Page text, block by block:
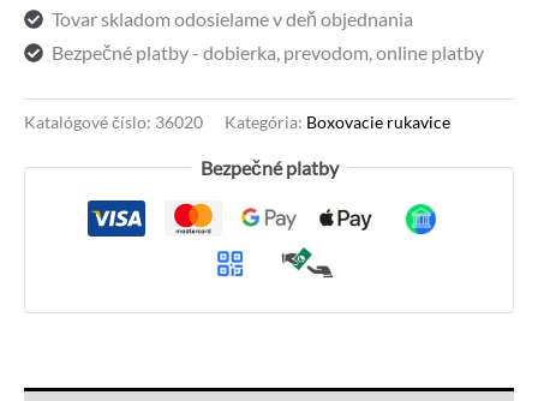
čierneTovar skladom odosielame v deň objednania
Bezpečné platby - dobierka, prevodom, online platby
Katalógové číslo: 36020 Kategória: Boxovacie rukavice
Bezpečné platby